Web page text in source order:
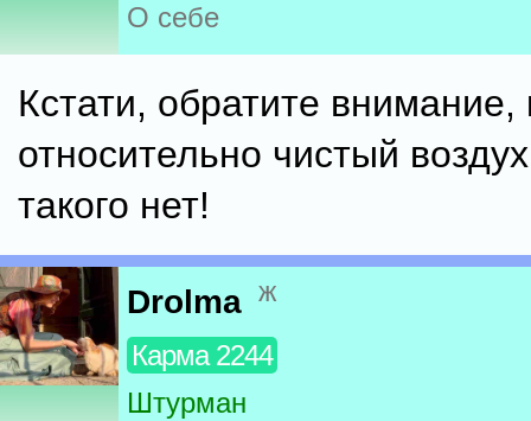
О себе
Кстати, обратите внимание,
относительно чистый
такого нет!
Drolma ж
Карма 2244
Штурман